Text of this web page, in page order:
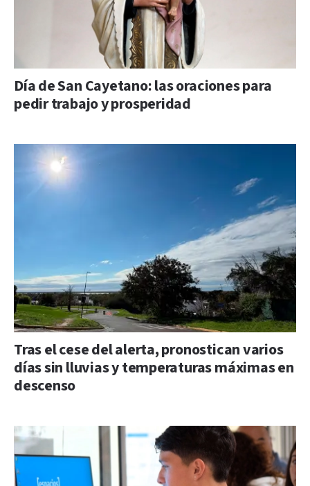
Día de San Cayetano: las oraciones para
pedir trabajo y prosperidad
Tras el cese del alerta, pronostican varios
días sin lluvias y temperaturas máximas en
descenso